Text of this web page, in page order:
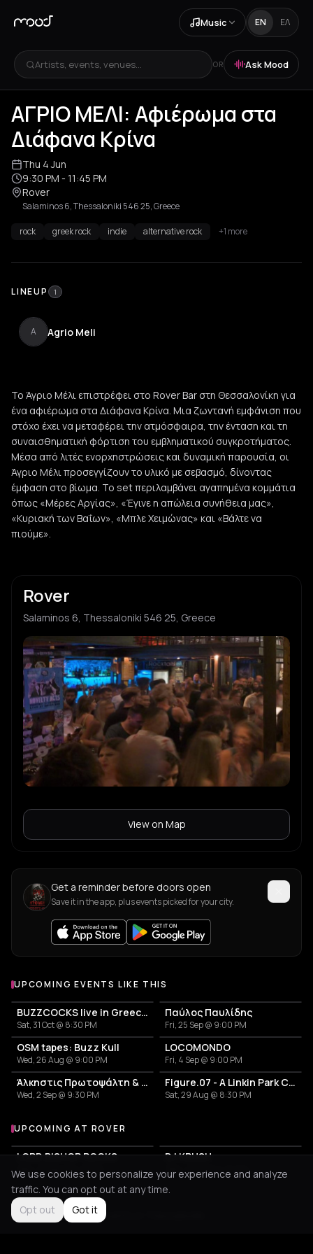
Music EN ΕΛ
Artists, events, venues... OR Ask Mood
ΑΓΡΙΟ ΜΕΛΙ: Αφιέρωμα στα
Διάφανα Κρίνα
Thu 4 Jun
9:30 PM - 11:45 PM
Rover
Salaminos 6, Thessaloniki 546 25, Greece
rock greek rock indie alternative rock +1 more
LINEUP 1
A Agrio Meli
Το Άγριο Μέλι επιστρέφει στο Rover Bar στη Θεσσαλονίκη για
ένα αφιέρωμα στα Διάφανα Κρίνα. Μια ζωντανή εμφάνιση που
στόχο έχει να μεταφέρει την ατμόσφαιρα, την ένταση και τη
συναισθηματική φόρτιση του εμβληματικού συγκροτήματος.
Μέσα από λιτές ενορχηστρώσεις και δυναμική παρουσία, οι
Άγριο Μέλι προσεγγίζουν το υλικό με σεβασμό, δίνοντας
έμφαση στο βίωμα. Το set περιλαμβάνει αγαπημένα κομμάτια
όπως «Μέρες Αργίας», «Έγινε η απώλεια συνήθεια μας»,
«Κυριακή των Βαΐων», «Μπλε Χειμώνας» και «Βάλτε να
πιούμε».
Rover
Salaminos 6, Thessaloniki 546 25, Greece
View on Map
Get a reminder before doors open
Save it in the app, plus events picked for your city.
UPCOMING EVENTS LIKE THIS
BUZZCOCKS live in Greece! 50years anniversary
Sat, 31 Oct @ 8:30 PM
Παύλος Παυλίδης
Fri, 25 Sep @ 9:00 PM
OSM tapes: Buzz Kull
Wed, 26 Aug @ 9:00 PM
LOCOMONDO
Fri, 4 Sep @ 9:00 PM
Άλκηστις Πρωτοψάλτη & Νίκος Πορτοκάλογλου
Wed, 2 Sep @ 9:30 PM
Figure.07 - A Linkin Park Cover Band
Sat, 29 Aug @ 8:30 PM
More events at Rover
UPCOMING AT ROVER
LORD BISHOP ROCKS
Wed, 23 Sep @ 8:30 PM
DJ KRUSH
Wed, 21 Oct @ 8:30 PM
Not feeling it? All events in Thessaloniki
We use cookies to personalize your experience and analyze
traffic. You can opt out at any time.
Opt out
Got it